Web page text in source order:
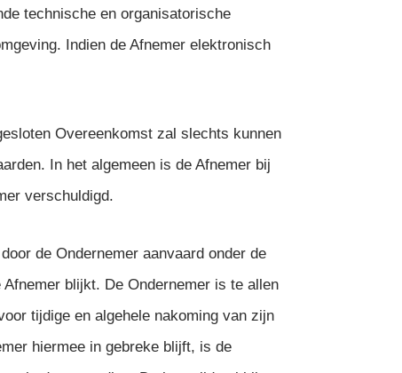
technische en organisatorische
Indien de Afnemer elektronisch
Overeenkomst zal slechts kunnen
In het algemeen is de Afnemer bij
verschuldigd.
de Ondernemer aanvaard onder de
blijkt. De Ondernemer is te allen
tijdige en algehele nakoming van zijn
hiermee in gebreke blijft, is de